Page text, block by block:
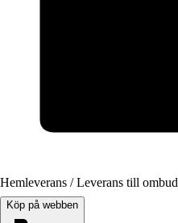
Hemleverans / Leverans till ombud
Köp på webben